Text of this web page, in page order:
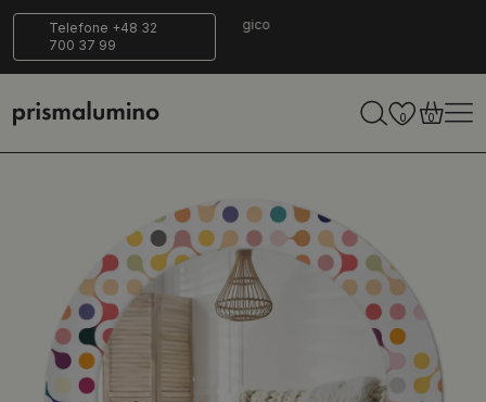
Telefone +48 32
700 37 99
14 dias para
retornar
Entrega
segura
0 0